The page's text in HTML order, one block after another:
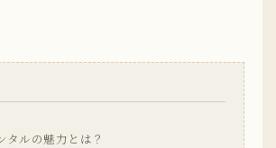
タルの魅力とは？